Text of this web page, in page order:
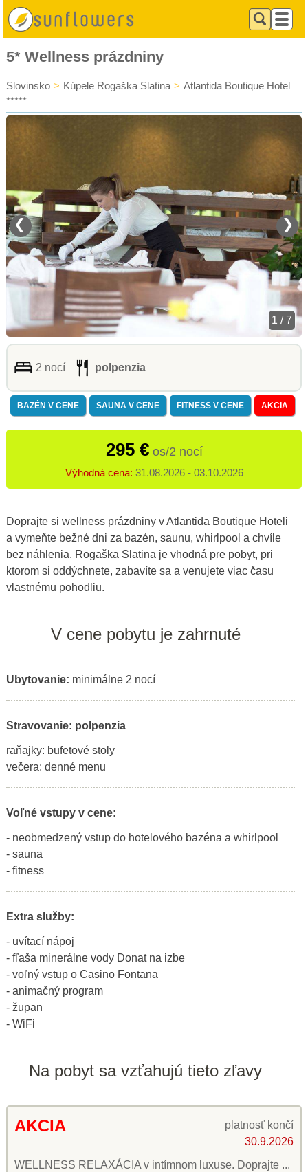
5* Wellness prázdniny
Slovinsko > Kúpele Rogaška Slatina > Atlantida Boutique Hotel
*****
❮ ❯
1 / 7
2 nocí polpenzia
BAZÉN V CENE SAUNA V CENE FITNESS V CENE AKCIA
295 €os/2 nocí
Výhodná cena: 31.08.2026 - 03.10.2026
Doprajte si wellness prázdniny v Atlantida Boutique Hoteli
a vymeňte bežné dni za bazén, saunu, whirlpool a chvíle
bez náhlenia. Rogaška Slatina je vhodná pre pobyt, pri
ktorom si oddýchnete, zabavíte sa a venujete viac času
vlastnému pohodliu.
V cene pobytu je zahrnuté
Ubytovanie: minimálne 2 nocí
Stravovanie: polpenzia
raňajky: bufetové stoly
večera: denné menu
Voľné vstupy v cene:
- neobmedzený vstup do hotelového bazéna a whirlpool
- sauna
- fitness
Extra služby:
- uvítací nápoj
- fľaša minerálne vody Donat na izbe
- voľný vstup o Casino Fontana
- animačný program
- župan
- WiFi
Na pobyt sa vzťahujú tieto zľavy
AKCIA
platnosť končí
30.9.2026
WELLNESS RELAXÁCIA v intímnom luxuse. Doprajte ...